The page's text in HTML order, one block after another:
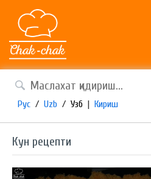
Рус / Uzb / Узб | Кириш
Кун рецепти